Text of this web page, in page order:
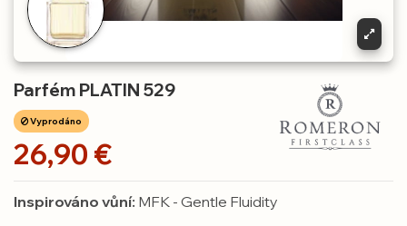
Parfém PLATIN 529
Vyprodáno
26,90 €
Inspirováno vůní: MFK - Gentle Fluidity